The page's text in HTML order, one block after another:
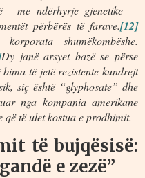
me ndërhyrje gjenetike —
përbërës të farave.[12]
shumëkombëshe.
Dy janë arsyet bazë se përse
të jetë rezistente kundrejt
siç është “glyphosate” dhe
nga kompania amerikane
që të ulet kostua e prodhimit.
të bujqësisë:
e zezë”